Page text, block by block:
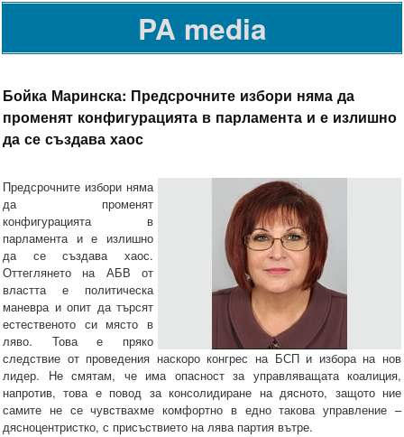
PA media
Бойка Маринска: Предсрочните избори няма да
променят конфигурацията в парламента и е излишно
да се създава хаос
Предсрочните избори няма
да променят
конфигурацията в
парламента и е излишно
да се създава хаос.
Оттеглянето на АБВ от
властта е политическа
маневра и опит да търсят
естественото си място в
ляво. Това е пряко
следствие от проведения наскоро конгрес на БСП и избора на нов
лидер. Не смятам, че има опасност за управляващата коалиция,
напротив, това е повод за консолидиране на дясното, защото ние
самите не се чувствахме комфортно в едно такова управление –
дясноцентристко, с присъствието на лява партия вътре.